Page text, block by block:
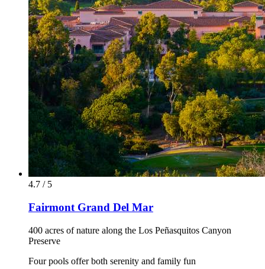
4.7 / 5
Fairmont Grand Del Mar
400 acres of nature along the Los Peñasquitos Canyon
Preserve
Four pools offer both serenity and family fun